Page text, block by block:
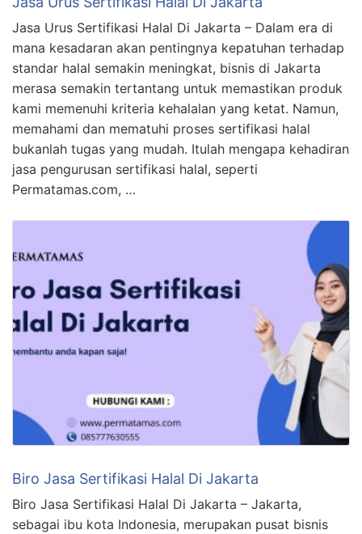
Jasa Urus Sertifikasi Halal Di Jakarta – Dalam era di
mana kesadaran akan pentingnya kepatuhan terhadap
standar halal semakin meningkat, bisnis di Jakarta
merasa semakin tertantang untuk memastikan produk
kami memenuhi kriteria kehalalan yang ketat. Namun,
memahami dan mematuhi proses sertifikasi halal
bukanlah tugas yang mudah. Itulah mengapa kehadiran
jasa pengurusan sertifikasi halal, seperti
Permatamas.com, …
Biro Jasa Sertifikasi Halal Di Jakarta
Biro Jasa Sertifikasi Halal Di Jakarta – Jakarta,
sebagai ibu kota Indonesia, merupakan pusat bisnis